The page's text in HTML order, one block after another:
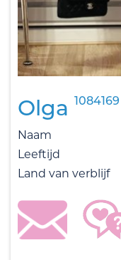
Olga 1084169
Naam
Leeftijd
Land van verblijf